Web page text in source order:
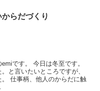
らだづくり
です。 今日は冬至です。
と言いたいところですが、
仕事柄、他人のからだに触